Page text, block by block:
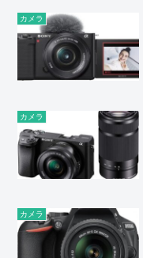
カメラ
カメラ
カメラ